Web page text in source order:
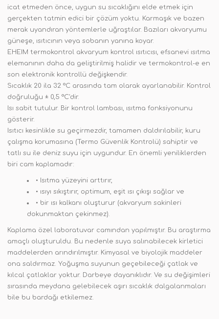
icat etmeden önce, uygun su sıcaklığını elde etmek için
gerçekten tatmin edici bir çözüm yoktu. Karmaşık ve bazen
merak uyandıran yöntemlerle uğraştılar. Bazıları akvaryumu
güneşe, ısıtıcının veya sobanın yanına koyar.
EHEIM termokontrol akvaryum kontrol ısıtıcısı, efsanevi ısıtma
elemanının daha da geliştirilmiş halidir ve termokontrol-e en
son elektronik kontrollü değişkendir.
Sıcaklık 20 ila 32 °C arasında tam olarak ayarlanabilir. Kontrol
doğruluğu ± 0,5 °C'dir.
Isı sabit tutulur. Bir kontrol lambası, ısıtma fonksiyonunu
gösterir.
Isıtıcı kesinlikle su geçirmezdir, tamamen daldırılabilir, kuru
çalışma korumasına (Termo Güvenlik Kontrolü) sahiptir ve
tatlı su ile deniz suyu için uygundur. En önemli yeniliklerden
biri cam kaplamadır:
• Isıtma yüzeyini arttırır,
• ısıyı sıkıştırır, optimum, eşit ısı çıkışı sağlar ve
• bir ısı kalkanı oluşturur (akvaryum sakinleri
dokunmaktan çekinmez).
Kaplama özel laboratuvar camından yapılmıştır. Bu araştırma
amaçlı oluşturuldu. Bu nedenle suya salınabilecek kirletici
maddelerden arındırılmıştır. Kimyasal ve biyolojik maddeler
ona saldırmaz. Yoğuşma suyunun geçebileceği çatlak ve
kılcal çatlaklar yoktur. Darbeye dayanıklıdır. Ve su değişimleri
sırasında meydana gelebilecek aşırı sıcaklık dalgalanmaları
bile bu bardağı etkilemez.